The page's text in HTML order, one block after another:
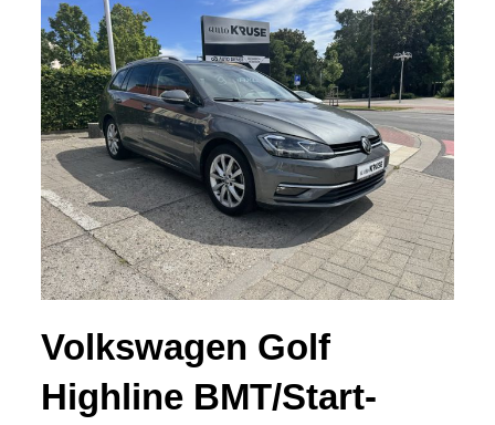
Volkswagen Golf
Highline BMT/Start-